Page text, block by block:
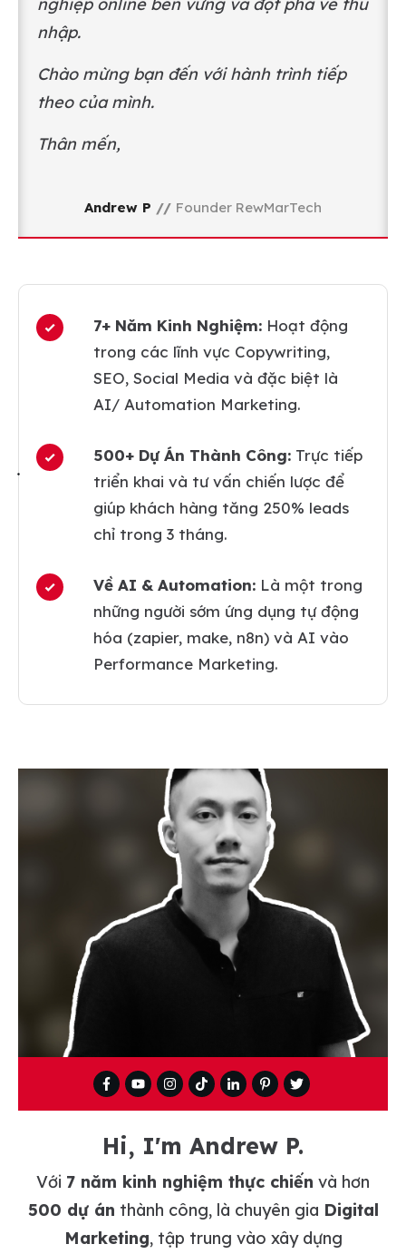
nhập.
Chào mừng bạn đến với hành trình tiếp
theo của mình.
Thân mến,
Andrew P // Founder RewMarTech
7+ Năm Kinh Nghiệm: Hoạt động
trong các lĩnh vực Copywriting,
SEO, Social Media và đặc biệt là
AI/ Automation Marketing.
500+ Dự Án Thành Công: Trực tiếp
triển khai và tư vấn chiến lược để
giúp khách hàng tăng 250% leads
chỉ trong 3 tháng.
Về AI & Automation:Là một trong
những người sớm ứng dụng tự động
hóa (zapier, make, n8n) và AI vào
Performance Marketing.
Hi, I'm Andrew P.
Với 7 năm kinh nghiệm thực chiến và hơn
500 dự án thành công, là chuyên gia Digital
Marketing, tập trung vào xây dựng